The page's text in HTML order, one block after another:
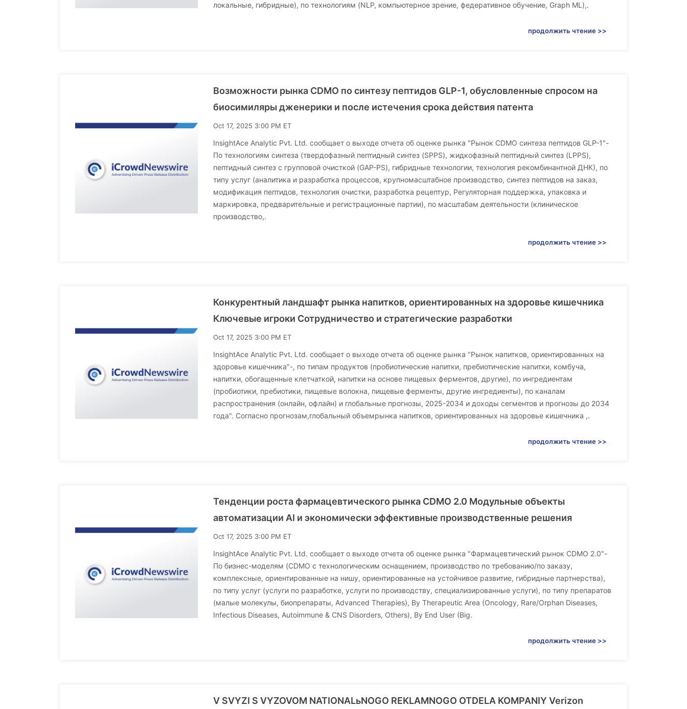
локальные, гибридные), по технологиям (NLP, компьютерное зрение, федеративное обучение, Graph ML),.
продолжить чтение >>
Возможности рынка CDMO по синтезу пептидов GLP-1, обусловленные спросом на
биосимиляры дженерики и после истечения срока действия патента
Oct 17, 2025 3:00 PM ET
InsightAce Analytic Pvt. Ltd. сообщает о выходе отчета об оценке рынка "Рынок CDMO синтеза пептидов GLP-1"-
По технологиям синтеза (твердофазный пептидный синтез (SPPS), жидкофазный пептидный синтез (LPPS),
пептидный синтез с групповой очисткой (GAP-PS), гибридные технологии, технология рекомбинантной ДНК), по
типу услуг (аналитика и разработка процессов, крупномасштабное производство, синтез пептидов на заказ,
модификация пептидов, технология очистки, разработка рецептур, Регуляторная поддержка, упаковка и
маркировка, предварительные и регистрационные партии), по масштабам деятельности (клиническое
производство,.
продолжить чтение >>
Конкурентный ландшафт рынка напитков, ориентированных на здоровье кишечника
Ключевые игроки Сотрудничество и стратегические разработки
Oct 17, 2025 3:00 PM ET
InsightAce Analytic Pvt. Ltd. сообщает о выходе отчета об оценке рынка "Рынок напитков, ориентированных на
здоровье кишечника"-, по типам продуктов (пробиотические напитки, пребиотические напитки, комбуча,
напитки, обогащенные клетчаткой, напитки на основе пищевых ферментов, другие), по ингредиентам
(пробиотики, пребиотики, пищевые волокна, пищевые ферменты, другие ингредиенты), по каналам
распространения (онлайн, офлайн) и глобальные прогнозы, 2025-2034 и доходы сегментов и прогнозы до 2034
года". Согласно прогнозам,глобальный объемрынка напитков, ориентированных на здоровье кишечника ,.
продолжить чтение >>
Тенденции роста фармацевтического рынка CDMO 2.0 Модульные объекты
автоматизации AI и экономически эффективные производственные решения
Oct 17, 2025 3:00 PM ET
InsightAce Analytic Pvt. Ltd. сообщает о выходе отчета об оценке рынка "Фармацевтический рынок CDMO 2.0"-
По бизнес-моделям (CDMO с технологическим оснащением, производство по требованию/по заказу,
комплексные, ориентированные на нишу, ориентированные на устойчивое развитие, гибридные партнерства),
по типу услуг (услуги по разработке, услуги по производству, специализированные услуги), по типу препаратов
(малые молекулы, биопрепараты, Advanced Therapies), By Therapeutic Area (Oncology, Rare/Orphan Diseases,
Infectious Diseases, Autoimmune & CNS Disorders, Others), By End User (Big.
продолжить чтение >>
V SVYZI S VYZOVOM NATIONALьNOGO REKLAMNOGO OTDELA KOMPANIY Verizon